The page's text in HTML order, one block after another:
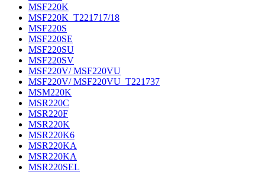
MSF220K
MSF220K_T221717/18
MSF220S
MSF220SE
MSF220SU
MSF220SV
MSF220V/ MSF220VU
MSF220V/ MSF220VU_T221737
MSM220K
MSR220C
MSR220F
MSR220K
MSR220K6
MSR220KA
MSR220KA
MSR220SEL